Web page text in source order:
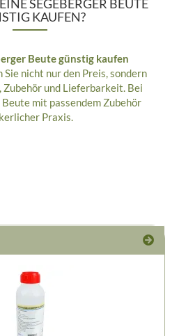
SEGEBERGER BEUTE
KAUFEN?
Beute günstig kaufen
nicht nur den Preis, sondern
und Lieferbarkeit. Bei
mit passendem Zubehör
Praxis.